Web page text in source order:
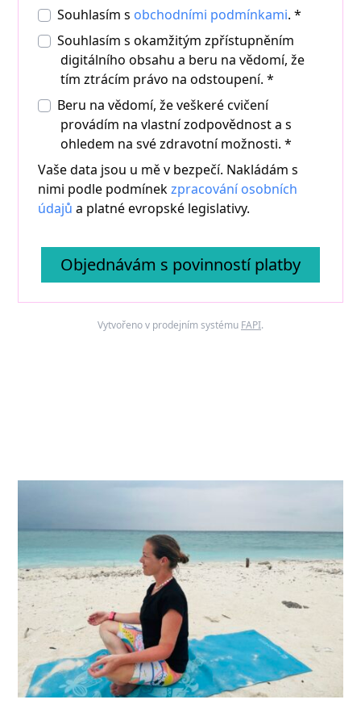
Souhlasím s obchodními podmínkami. *
Souhlasím s okamžitým zpřístupněním
digitálního obsahu a beru na vědomí, že
tím ztrácím právo na odstoupení. *
Beru na vědomí, že veškeré cvičení
provádím na vlastní zodpovědnost a s
ohledem na své zdravotní možnosti. *
Vaše data jsou u mě v bezpečí. Nakládám s
nimi podle podmínekzpracování osobních
údajů a platné evropské legislativy.
Objednávám s povinností platby
Vytvořeno v prodejním systému FAPI.